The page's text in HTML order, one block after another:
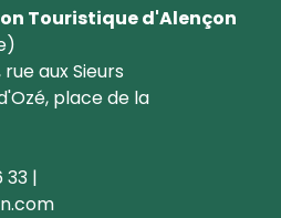
Touristique d'Alençon
aux Sieurs
place de la
33 |